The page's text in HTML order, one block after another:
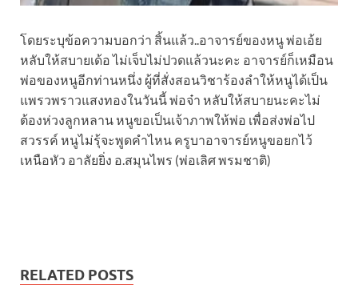
โดยระบุข้อความบอกว่า สิ้นแล้ว..อาจารย์ของหนู พ่อเอ้ย
หลับให้สบายเด้อ ไม่เจ็บไม่ปวดแล้วนะคะ อาจารย์ก็เหมือน
พ่อของหนูอีกท่านหนึ่ง ผู้ที่สั่งสอนวิชาร้องลำให้หนูได้เป็น
แพรวพราวแสงทองในวันนี้ พ่อจ๋า หลับให้สบายนะคะไม่
ต้องห่วงลูกหลาน หนูขอเป็นเจ้าภาพให้พ่อ เพื่อส่งพ่อไป
สวรรค์ หนูไม่รุ้จะพูดคำไหน ครูบาอาจารย์หนูขอยกไว้
เหนือหัว อาลัยยิ่ง อ.สมุนไพร (พ่อเลิศ พรมชาติ)
RELATED POSTS